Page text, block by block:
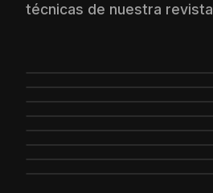
técnicas de nuestra revista
Imagen no disponible
Imagen no disponible
Imagen no disponible
Imagen no disponible
Imagen no disponible
Imagen no disponible